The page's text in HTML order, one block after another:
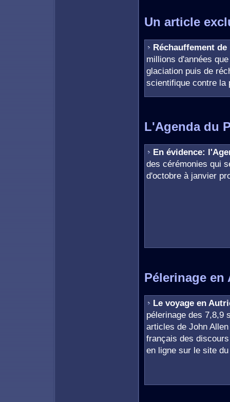
Un article
Réchauffement de
millions d'années
glaciation puis de
scientifique contre la
L'Agenda du
En évidence:
des cérémonies qui
d'octobre à janvier
Pélerinage en
Le voyage en
pélerinage des 7,8,9
articles de John
français des
en ligne sur le site